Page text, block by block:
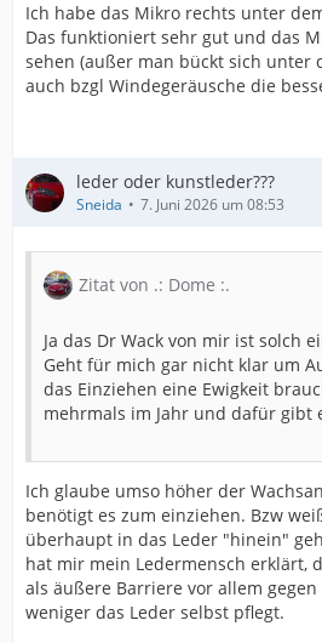
Ich habe das Mikro rechts unter
Das funktioniert sehr gut und das
sehen (außer man bückt sich unter
auch bzgl Windegeräusche die
leder oder kunstleder???
Sneida 7. Juni 2026 um 08:53
Zitat von .: Dome :.
Ja das Dr Wack von mir ist solch
Geht für mich gar nicht klar um
das Einziehen eine Ewigkeit
mehrmals im Jahr und dafür gibt
Ich glaube umso höher der
benötigt es zum einziehen. Bzw
überhaupt in das Leder "hinein"
hat mir mein Ledermensch erklärt,
als äußere Barriere vor allem
weniger das Leder selbst pflegt.